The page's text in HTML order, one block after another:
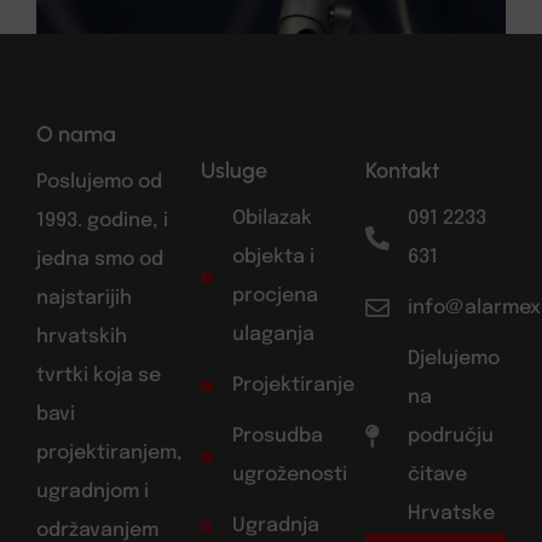
O nama
Poslujemo od
1993. godine, i
jedna smo od
najstarijih
hrvatskih
tvrtki koja se
bavi
projektiranjem,
ugradnjom i
održavanjem
Usluge
Obilazak
objekta i
procjena
ulaganja
Projektiranje
Prosudba
ugroženosti
Ugradnja
Kontakt
091 2233
631
Djelujemo
na
području
čitave
Hrvatske